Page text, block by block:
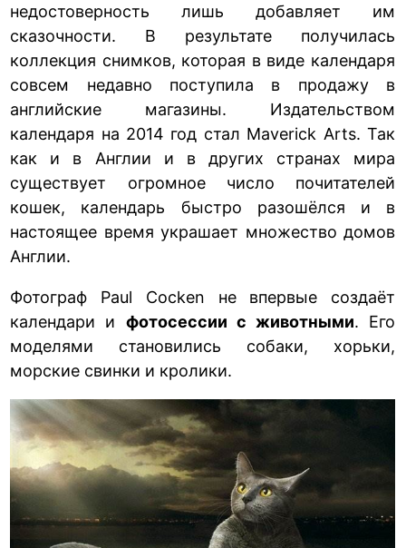
недостоверность лишь добавляет им
сказочности. В результате получилась
коллекция снимков, которая в виде календаря
совсем недавно поступила в продажу в
английские магазины. Издательством
календаря на 2014 год стал Maverick Arts. Так
как и в Англии и в других странах мира
существует огромное число почитателей
кошек, календарь быстро разошёлся и в
настоящее время украшает множество домов
Англии.
Фотограф Paul Cocken не впервые создаёт
календари и фотосессии с животными. Его
моделями становились собаки, хорьки,
морские свинки и кролики.